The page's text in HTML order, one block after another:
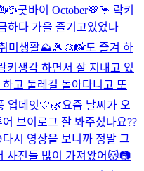
굿바이 October🤎🦩 락키
하다 가을 즐기고있었나
미생활⛰️🎾🎨📸도 즐겨 하
키생각 하면서 잘 지내고 있
하고 둘레길 돌아다니고 또
업데잇🤍🌿요즘 날씨가 오
어 브이로그 잘 봐주셨나요??
시 영상을 보니까 정말 그
사진들 많이 가져왔어😽📷